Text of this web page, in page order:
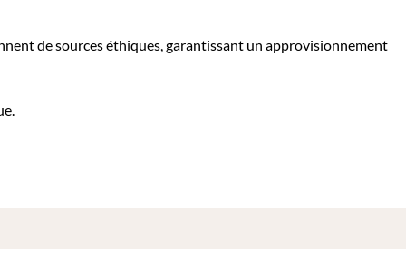
de sources éthiques, garantissant un approvisionnement